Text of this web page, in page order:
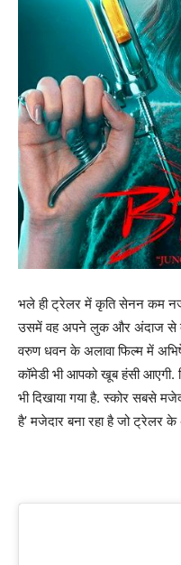
भले ही ट्रेलर में कृति सेनन कम
उसमें वह अपने लुक और अंदाज से
वरुण धवन के अलावा फिल्म में
कॉमेडी भी आपको खूब हंसी
भी दिखाया गया है. स्कोर सबसे
है’ मजेदार बना रहा है जो ट्रेलर